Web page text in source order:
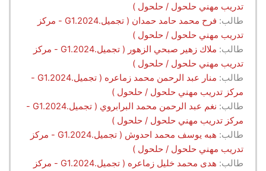
تدريب مهني حلحول / حلحول )
طالب:
فرح محمد حامد حمدان ( تجميل.G1.2024 - مركز
تدريب مهني حلحول / حلحول )
طالب:
ملاك زهير صبحي الزهور ( تجميل.G1.2024 - مركز
تدريب مهني حلحول / حلحول )
طالب:
منار عبد الرحمن محمد زماعره ( تجميل.G1.2024 -
مركز تدريب مهني حلحول / حلحول )
طالب:
نغم عبد الرحمن محمد البرابروي ( تجميل.G1.2024 -
مركز تدريب مهني حلحول / حلحول )
طالب:
هبه يوسف محمد احدوش ( تجميل.G1.2024 - مركز
تدريب مهني حلحول / حلحول )
طالب:
هدى محمد خليل زماعره ( تجميل.G1.2024 - مركز